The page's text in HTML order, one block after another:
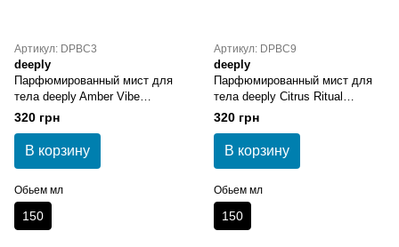
Артикул: DPBC3
deeply
Парфюмированный мист для
тела deeply Amber Vibe
Perfumed Body Mist
320 грн
В корзину
Обьем мл
150
Артикул: DPBC9
deeply
Парфюмированный мист для
тела deeply Citrus Ritual
Perfumed Body Mist
320 грн
В корзину
Обьем мл
150